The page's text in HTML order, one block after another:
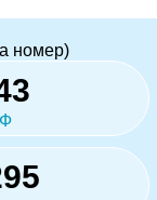
номер)